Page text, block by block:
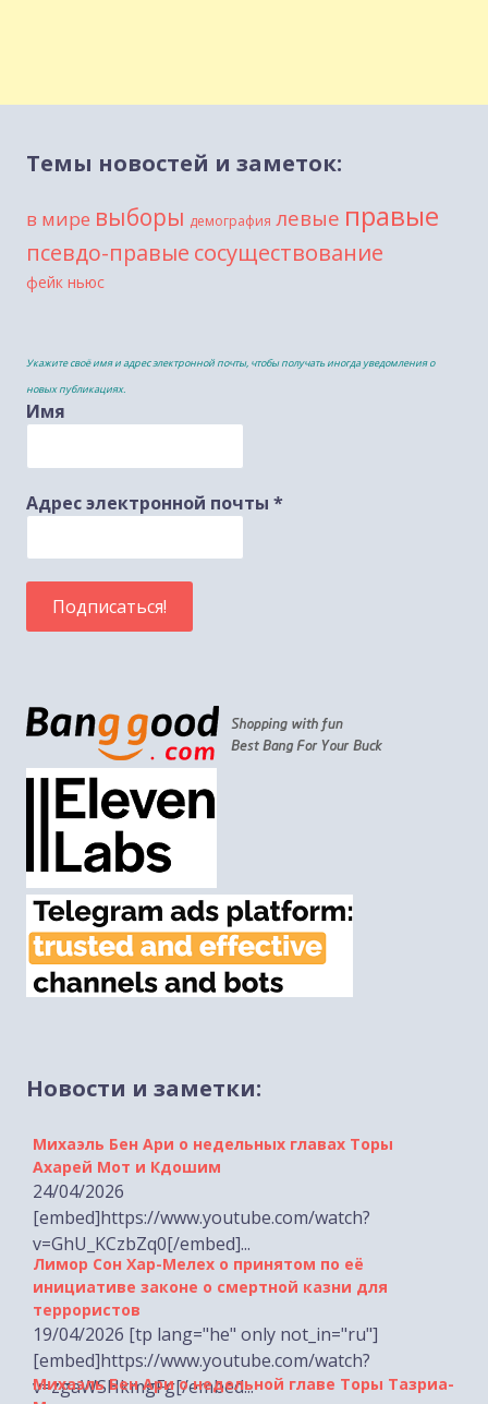
Темы новостей и заметок:
в мире выборы демография левые правые
псевдо-правые сосуществование
фейк ньюс
Укажите своё имя и адрес электронной почты, чтобы получать иногда уведомления о
новых публикациях.
Имя
Адрес электронной почты *
Новости и заметки:
Михаэль Бен Ари о недельных главах Торы
24/04/2026
[embed]https://www.youtube.com/watch?
v=GhU_KCzbZq0[/embed]...
Лимор Сон Хар-Мелех о принятом по её
инициативе законе о смертной казни для
террористов
19/04/2026 [tp lang="he" only not_in="ru"]
[embed]https://www.youtube.com/watch?
v=zgaWSHkmgFg[/embed...
Михаэль Бен Ари о недельной главе Торы Тазриа-
Мецора
17/04/2026